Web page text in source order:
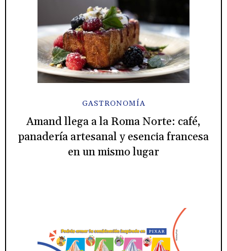
GASTRONOMÍA
Amand llega a la Roma Norte: café,
panadería artesanal y esencia francesa
en un mismo lugar